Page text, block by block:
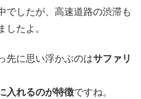
でしたが、高速道路の渋滞も
したよ。
先に思い浮かぶのはサファリ
入れるのが特徴ですね。